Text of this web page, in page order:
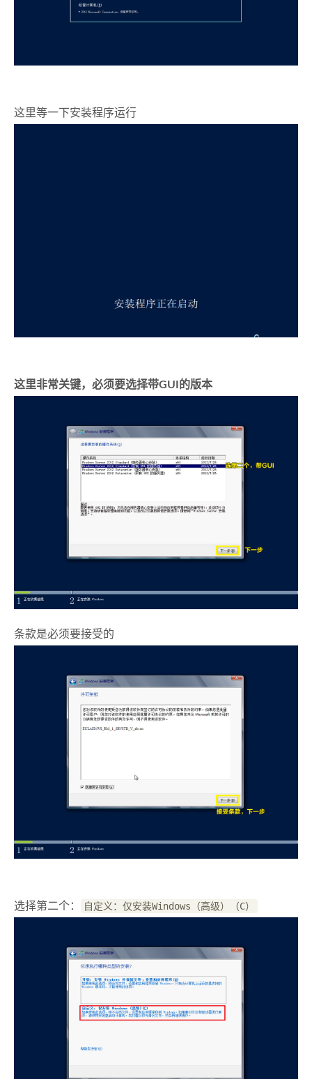
这里等一下安装程序运行
这里非常关键，必须要选择带GUI的版本
条款是必须要接受的
选择第二个： 自定义：仅安装Windows（高级）（C）